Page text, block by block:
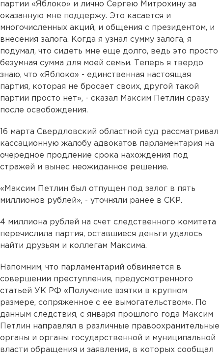
партии «Яблоко» и лично Сергею Митрохину за
оказанную мне поддержу. Это касается и
многочисленных акций, и общения с президентом, и
внесения залога. Когда я узнал сумму залога, я
подумал, что сидеть мне еще долго, ведь это просто
безумная сумма для моей семьи. Теперь я твердо
знаю, что «Яблоко» - единственная настоящая
партия, которая не бросает своих, другой такой
партии просто нет», - сказал Максим Петлин сразу
после освобождения.
16 марта Свердловский областной суд рассматривал
кассационную жалобу адвокатов парламентария на
очередное продление срока нахождения под
стражей и вынес неожиданное решение.
«Максим Петлин был отпущен под залог в пять
миллионов рублей», - уточняли ранее в СКР.
4 миллиона рублей на счет следственного комитета
перечислила партия, оставшиеся деньги удалось
найти друзьям и коллегам Максима.
Напомним, что парламентарий обвиняется в
совершении преступления, предусмотренного
статьей УК РФ «Получение взятки в крупном
размере, сопряженное с ее вымогательством». По
данным следствия, с января прошлого года Максим
Петлин направлял в различные правоохранительные
органы и органы государственной и муниципальной
власти обращения и заявления, в которых сообщал